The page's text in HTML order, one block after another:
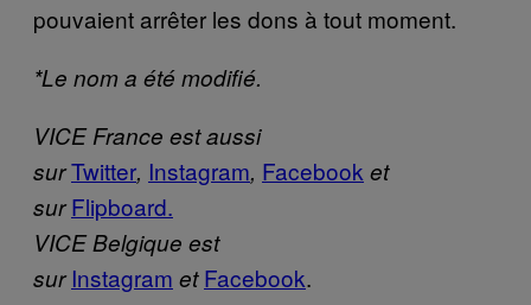
pouvaient arrêter les dons à tout moment.
*Le nom a été modifié.
VICE France est aussi
surTwitter, Instagram, Facebook et
sur Flipboard.
VICE Belgique est
sur Instagram et Facebook.